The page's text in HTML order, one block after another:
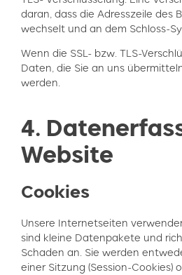
daran, dass die Adresszeile des
wechselt und an dem Schloss-
Wenn die SSL- bzw. TLS-
Daten, die Sie an uns
werden.
4.
Website
Cookies
Unsere Internetseiten
sind kleine Datenpakete und
Schaden an. Sie werden
einer Sitzung (Session-Cookies)